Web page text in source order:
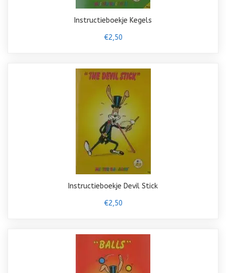
Instructieboekje Kegels
€2,50
Instructieboekje Devil Stick
€2,50